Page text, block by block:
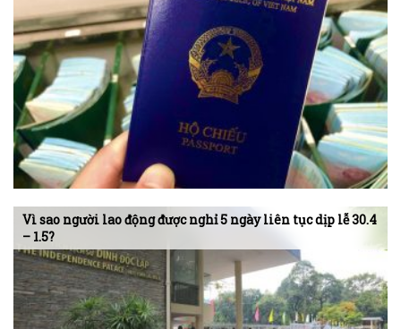
Vì sao người lao động được nghỉ 5 ngày liên tục dịp lễ 30.4
– 1.5?